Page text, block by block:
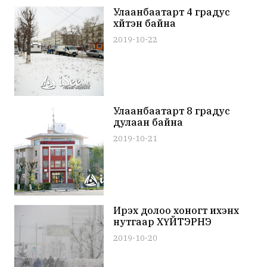
Улаанбаатарт 4 градус
хүйтэн байна
2019-10-22
Улаанбаатарт 8 градус
дулаан байна
2019-10-21
Ирэх долоо хоногт ихэнх
нутгаар ХҮЙТЭРНЭ
2019-10-20